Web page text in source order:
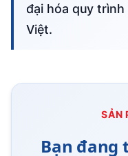
đại hóa quy
Việt.
SẢN
Bạn đang